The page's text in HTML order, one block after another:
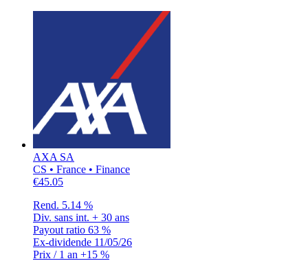
AXA SA
CS • France • Finance
€45.05
Rend. 5.14 %
Div. sans int. + 30 ans
Payout ratio 63 %
Ex-dividende 11/05/26
Prix / 1 an +15 %